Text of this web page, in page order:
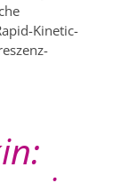
Kinetic-